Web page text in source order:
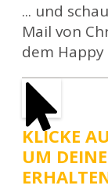
... und
Mail von
dem Happy
KLICKE
UM